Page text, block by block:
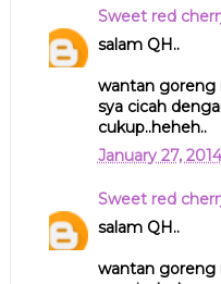
Sweet red
salam QH..
wantan goreng
sya cicah
cukup..heheh..
January 27,
Sweet red
salam QH..
wantan goreng